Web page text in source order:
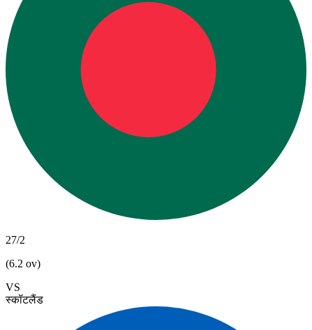
27/2
(6.2 ov)
VS
स्कॉटलैंड